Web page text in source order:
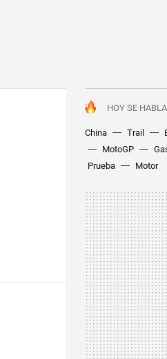
HOY SE
China Trail
MotoGP
Prueba
Motor